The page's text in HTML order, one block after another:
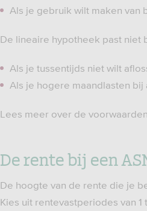
Als je gebruik wilt maken
De lineaire hypotheek past niet
Als je tussentijds niet wilt
Als je hogere maandlasten
Lees meer over de
De rente bij een
De hoogte van de rente die je
Kies uit rentevastperiodes van 1